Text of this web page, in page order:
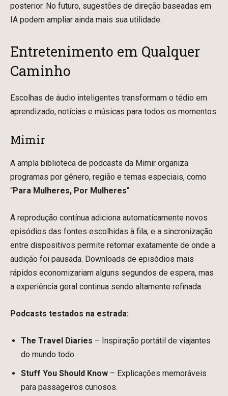
posterior. No futuro, sugestões de direção baseadas em
IA podem ampliar ainda mais sua utilidade.
Entretenimento em Qualquer
Caminho
Escolhas de áudio inteligentes transformam o tédio em
aprendizado, notícias e músicas para todos os momentos.
Mimir
A ampla biblioteca de podcasts da Mimir organiza
programas por gênero, região e temas especiais, como
“Para Mulheres, Por Mulheres“.
A reprodução contínua adiciona automaticamente novos
episódios das fontes escolhidas à fila, e a sincronização
entre dispositivos permite retomar exatamente de onde a
audição foi pausada. Downloads de episódios mais
rápidos economizariam alguns segundos de espera, mas
a experiência geral continua sendo altamente refinada.
Podcasts testados na estrada:
The Travel Diaries – Inspiração portátil de viajantes
do mundo todo.
Stuff You Should Know – Explicações memoráveis
para passageiros curiosos.